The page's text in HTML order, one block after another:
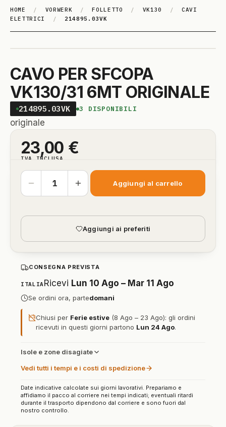
HOME / VORWERK / FOLLETTO / VK130 /
CAVI
ELETTRICI
/ 214895.03VK
CAVO PER SFCOPA
VK130/31 6MT ORIGINALE
214895.03VK 3 DISPONIBILI
originale
23,00 €
IVA INCLUSA
Aggiungi al carrello
Aggiungi ai preferiti
CONSEGNA PREVISTA
ITALIA Ricevi Lun 10 Ago – Mar 11 Ago
Se ordini ora, partedomani
Chiusi per Ferie estive (8 Ago – 23 Ago): gli ordini
ricevuti in questi giorni partono Lun 24 Ago.
Isole e zone disagiate
Vedi tutti i tempi e i costi di spedizione
Date indicative calcolate sui giorni lavorativi. Prepariamo e
affidiamo il pacco al corriere nei tempi indicati; eventuali ritardi
durante il trasporto dipendono dal corriere e sono fuori dal
nostro controllo.